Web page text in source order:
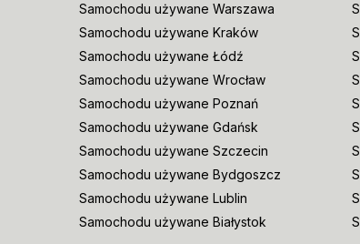
Samochodu używane Warszawa
Samochodu używane Kraków
Samochodu używane Łódź
Samochodu używane Wrocław
Samochodu używane Poznań
Samochodu używane Gdańsk
Samochodu używane Szczecin
Samochodu używane Bydgoszcz
Samochodu używane Lublin
Samochodu używane Białystok